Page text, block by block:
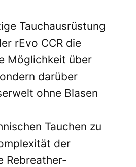
Tauchausrüstung
rEvo CCR die
Möglichkeit über
darüber
ohne Blasen
Tauchen zu
der
Rebreather-